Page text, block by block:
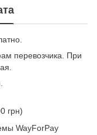
перевозчика. При
грн)
WayForPay